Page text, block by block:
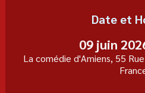
Date et
09 juin
La comédie d'Amiens, 55